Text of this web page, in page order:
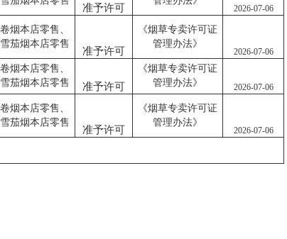
准予许可 2026-07-06
卷烟本店零售、
雪茄烟本店零售
准予许可
《烟草专卖许可证
管理办法》
2026-07-06
卷烟本店零售、
雪茄烟本店零售
准予许可
《烟草专卖许可证
管理办法》
2026-07-06
卷烟本店零售、
雪茄烟本店零售
准予许可
《烟草专卖许可证
管理办法》
2026-07-06